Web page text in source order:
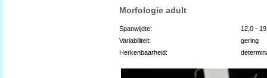
Morfologie adult
Spanwijdte:
12,0 -
Variabiliteit:
gering
Herkenbaarheid: